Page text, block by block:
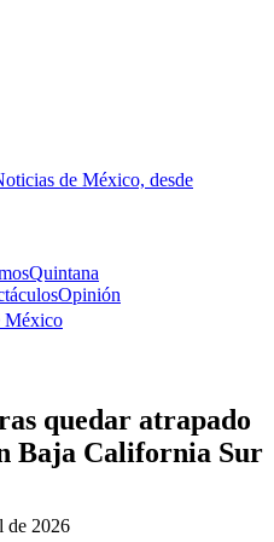
de México, desde
Quintana
Opinión
México
quedar atrapado
Baja California Sur
de 2026